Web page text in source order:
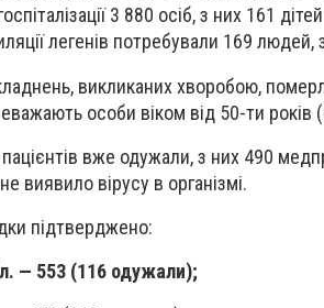
3 880 осіб, з них 161
легенів потребували 169
викликаних хворобою,
особи віком від 50-ти років
вже одужали, з них 490
виявило вірусу в організмі.
підтверджено:
— 553 (116 одужали);